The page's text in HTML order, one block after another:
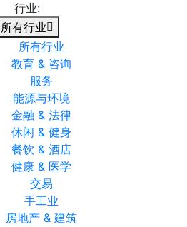
行业:
所有行业
所有行业
教育 & 咨询
服务
能源与环境
金融 & 法律
休闲 & 健身
餐饮 & 酒店
健康 & 医学
交易
手工业
房地产 & 建筑